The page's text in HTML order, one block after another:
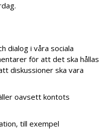
dialog i våra sociala
för att det ska hållas
diskussioner ska vara
oavsett kontots
till exempel